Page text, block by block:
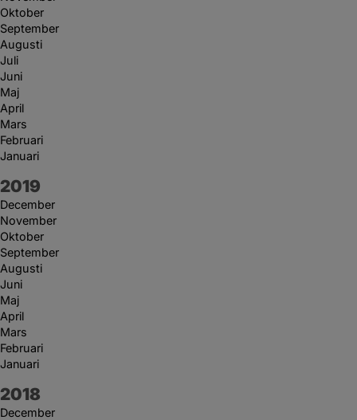
Oktober
September
Augusti
Juli
Juni
Maj
April
Mars
Februari
Januari
År:
2019
December
November
Oktober
September
Augusti
Juni
Maj
April
Mars
Februari
Januari
År:
2018
December